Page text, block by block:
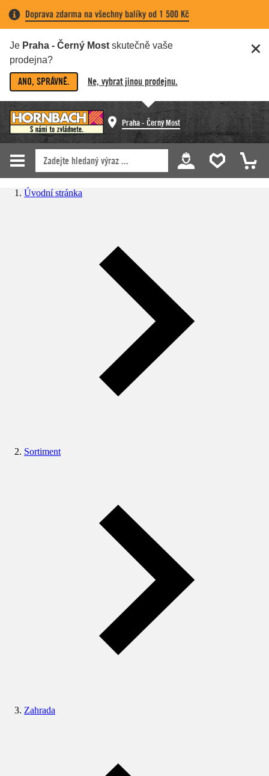
Doprava zdarma na všechny balíky od 1 500 Kč
Je Praha - Černý Most skutečně vaše
prodejna?
ANO, SPRÁVNĚ. Ne, vybrat jinou prodejnu.
Praha - Černý Most
Úvodní stránka
Sortiment
Zahrada